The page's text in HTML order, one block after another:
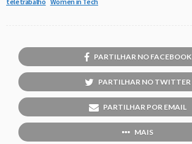
PARTILHAR NO FACEBOOK
PARTILHAR NO TWITTER
PARTILHAR POR EMAIL
MAIS